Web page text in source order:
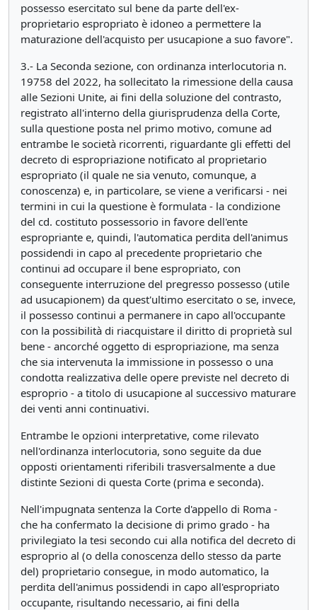
possesso esercitato sul bene da parte dell'ex-
proprietario espropriato è idoneo a permettere la
maturazione dell'acquisto per usucapione a suo favore".
3.- La Seconda sezione, con ordinanza interlocutoria n.
19758 del 2022, ha sollecitato la rimessione della causa
alle Sezioni Unite, ai fini della soluzione del contrasto,
registrato all'interno della giurisprudenza della Corte,
sulla questione posta nel primo motivo, comune ad
entrambe le società ricorrenti, riguardante gli effetti del
decreto di espropriazione notificato al proprietario
espropriato (il quale ne sia venuto, comunque, a
conoscenza) e, in particolare, se viene a verificarsi - nei
termini in cui la questione è formulata - la condizione
del cd. costituto possessorio in favore dell'ente
espropriante e, quindi, l'automatica perdita dell'animus
possidendi in capo al precedente proprietario che
continui ad occupare il bene espropriato, con
conseguente interruzione del pregresso possesso (utile
ad usucapionem) da quest'ultimo esercitato o se, invece,
il possesso continui a permanere in capo all'occupante
con la possibilità di riacquistare il diritto di proprietà sul
bene - ancorché oggetto di espropriazione, ma senza
che sia intervenuta la immissione in possesso o una
condotta realizzativa delle opere previste nel decreto di
esproprio - a titolo di usucapione al successivo maturare
dei venti anni continuativi.
Entrambe le opzioni interpretative, come rilevato
nell'ordinanza interlocutoria, sono seguite da due
opposti orientamenti riferibili trasversalmente a due
distinte Sezioni di questa Corte (prima e seconda).
Nell'impugnata sentenza la Corte d'appello di Roma -
che ha confermato la decisione di primo grado - ha
privilegiato la tesi secondo cui alla notifica del decreto di
esproprio al (o della conoscenza dello stesso da parte
del) proprietario consegue, in modo automatico, la
perdita dell'animus possidendi in capo all'espropriato
occupante, risultando necessario, ai fini della